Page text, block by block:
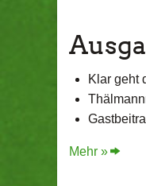
Klar geht
Mehr »